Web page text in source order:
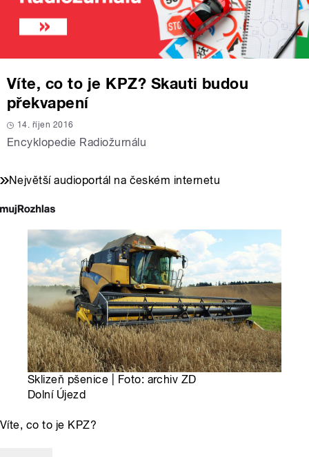
Víte, co to je KPZ? Skauti budou
překvapení
14. říjen 2016
Encyklopedie Radiožurnálu
Největší audioportál na českém internetu
Sklizeň pšenice | Foto: archiv ZD
Dolní Újezd
Víte, co to je KPZ?